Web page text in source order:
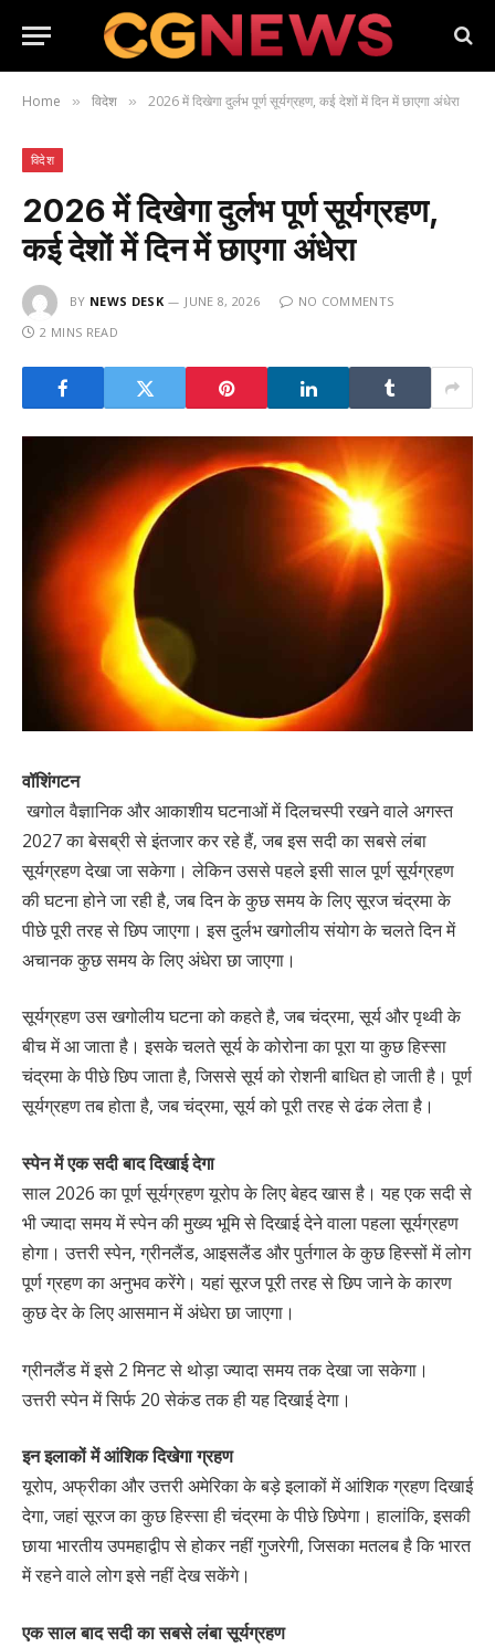
Home » विदेश » 2026 में दिखेगा दुर्लभ पूर्ण सूर्यग्रहण, कई देशों में दिन में छाएगा अंधेरा
विदेश
2026 में दिखेगा दुर्लभ पूर्ण सूर्यग्रहण,
कई देशों में दिन में छाएगा अंधेरा
BY NEWS DESK JUNE 8, 2026
NO COMMENTS
2 MINS READ
वॉशिंगटन
खगोल वैज्ञानिक और आकाशीय घटनाओं में दिलचस्पी रखने वाले अगस्त
2027 का बेसब्री से इंतजार कर रहे हैं, जब इस सदी का सबसे लंबा
सूर्यग्रहण देखा जा सकेगा। लेकिन उससे पहले इसी साल पूर्ण सूर्यग्रहण
की घटना होने जा रही है, जब दिन के कुछ समय के लिए सूरज चंद्रमा के
पीछे पूरी तरह से छिप जाएगा। इस दुर्लभ खगोलीय संयोग के चलते दिन में
अचानक कुछ समय के लिए अंधेरा छा जाएगा।
सूर्यग्रहण उस खगोलीय घटना को कहते है, जब चंद्रमा, सूर्य और पृथ्वी के
बीच में आ जाता है। इसके चलते सूर्य के कोरोना का पूरा या कुछ हिस्सा
चंद्रमा के पीछे छिप जाता है, जिससे सूर्य को रोशनी बाधित हो जाती है। पूर्ण
सूर्यग्रहण तब होता है, जब चंद्रमा, सूर्य को पूरी तरह से ढंक लेता है।
स्पेन में एक सदी बाद दिखाई देगा
साल 2026 का पूर्ण सूर्यग्रहण यूरोप के लिए बेहद खास है। यह एक सदी से
भी ज्यादा समय में स्पेन की मुख्य भूमि से दिखाई देने वाला पहला सूर्यग्रहण
होगा। उत्तरी स्पेन, ग्रीनलैंड, आइसलैंड और पुर्तगाल के कुछ हिस्सों में लोग
पूर्ण ग्रहण का अनुभव करेंगे। यहां सूरज पूरी तरह से छिप जाने के कारण
कुछ देर के लिए आसमान में अंधेरा छा जाएगा।
ग्रीनलैंड में इसे 2 मिनट से थोड़ा ज्यादा समय तक देखा जा सकेगा।
उत्तरी स्पेन में सिर्फ 20 सेकंड तक ही यह दिखाई देगा।
इन इलाकों में आंशिक दिखेगा ग्रहण
यूरोप, अफ्रीका और उत्तरी अमेरिका के बड़े इलाकों में आंशिक ग्रहण दिखाई
देगा, जहां सूरज का कुछ हिस्सा ही चंद्रमा के पीछे छिपेगा। हालांकि, इसकी
छाया भारतीय उपमहाद्वीप से होकर नहीं गुजरेगी, जिसका मतलब है कि भारत
में रहने वाले लोग इसे नहीं देख सकेंगे।
एक साल बाद सदी का सबसे लंबा सूर्यग्रहण